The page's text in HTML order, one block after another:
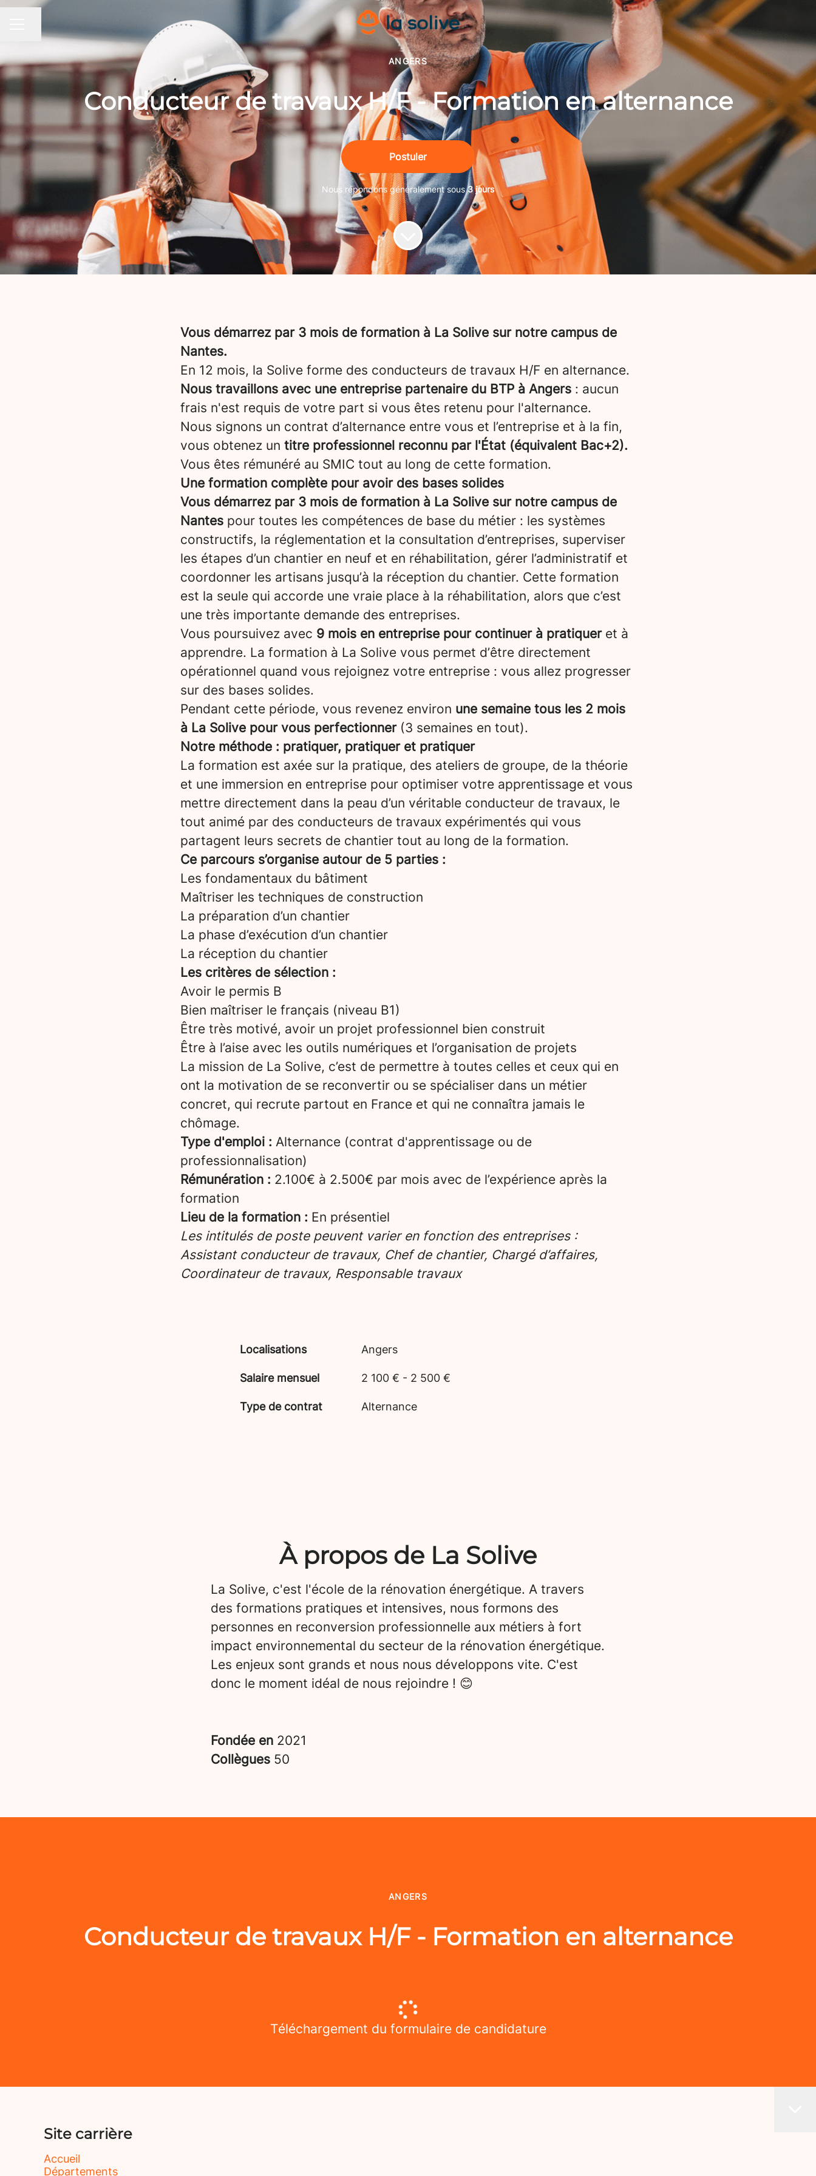
MENU CARRIÈRE
Partager la page
ANGERS
Conducteur de travaux H/F - Formation en alternance
Postuler
Nous répondons généralement sous3 jours
Vous démarrez par 3 mois de formation à La Solive sur notre campus de
Nantes.
En 12 mois, la Solive forme des conducteurs de travaux H/F en alternance.
Nous travaillons avec une entreprise partenaire du BTP à Angers : aucun
frais n'est requis de votre part si vous êtes retenu pour l'alternance.
Nous signons un contrat d’alternance entre vous et l’entreprise et à la fin,
vous obtenez un titre professionnel reconnu par l'État (équivalent Bac+2).
Vous êtes rémunéré au SMIC tout au long de cette formation.
Une formation complète pour avoir des bases solides
Vous démarrez par 3 mois de formation à La Solive sur notre campus de
Nantes pour toutes les compétences de base du métier : les systèmes
constructifs, la réglementation et la consultation d’entreprises, superviser
les étapes d’un chantier en neuf et en réhabilitation, gérer l’administratif et
coordonner les artisans jusqu’à la réception du chantier. Cette formation
est la seule qui accorde une vraie place à la réhabilitation, alors que c’est
une très importante demande des entreprises.
Vous poursuivez avec 9 mois en entreprise pour continuer à pratiqueret à
apprendre. La formation à La Solive vous permet d’être directement
opérationnel quand vous rejoignez votre entreprise : vous allez progresser
sur des bases solides.
Pendant cette période, vous revenez environ une semaine tous les 2 mois
à La Solive pour vous perfectionner(3 semaines en tout).
Notre méthode : pratiquer, pratiquer et pratiquer
La formation est axée sur la pratique, des ateliers de groupe, de la théorie
et une immersion en entreprise pour optimiser votre apprentissage et vous
mettre directement dans la peau d’un véritable conducteur de travaux, le
tout animé par des conducteurs de travaux expérimentés qui vous
partagent leurs secrets de chantier tout au long de la formation.
Ce parcours s’organise autour de 5 parties :
Les fondamentaux du bâtiment
Maîtriser les techniques de construction
La préparation d’un chantier
La phase d’exécution d’un chantier
La réception du chantier
Les critères de sélection :
Avoir le permis B
Bien maîtriser le français (niveau B1)
Être très motivé, avoir un projet professionnel bien construit
Être à l’aise avec les outils numériques et l’organisation de projets
La mission de La Solive, c’est de permettre à toutes celles et ceux qui en
ont la motivation de se reconvertir ou se spécialiser dans un métier
concret, qui recrute partout en France et qui ne connaîtra jamais le
chômage.
Type d'emploi : Alternance (contrat d'apprentissage ou de
professionnalisation)
Rémunération : 2.100€ à 2.500€ par mois avec de l’expérience après la
formation
Lieu de la formation : En présentiel
Les intitulés de poste peuvent varier en fonction des entreprises :
Assistant conducteur de travaux, Chef de chantier, Chargé d’affaires,
Coordinateur de travaux, Responsable travaux
Localisations Angers
Salaire mensuel 2 100 € - 2 500 €
Type de contrat Alternance
À propos de La Solive
La Solive, c'est l'école de la rénovation énergétique. A travers
des formations pratiques et intensives, nous formons des
personnes en reconversion professionnelle aux métiers à fort
impact environnemental du secteur de la rénovation énergétique.
Les enjeux sont grands et nous nous développons vite. C'est
donc le moment idéal de nous rejoindre ! 😊
Fondée en 2021
Collègues 50
ANGERS
Conducteur de travaux H/F - Formation en alternance
Téléchargement du formulaire de candidature
Site carrière
Accueil
Départements